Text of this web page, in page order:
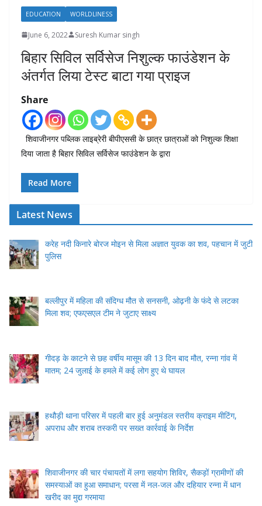
EDUCATION WORLDLINESS
June 6, 2022 Suresh Kumar singh
बिहार सिविल सर्विसेज निशुल्क फाउंडेशन के
अंतर्गत लिया टेस्ट बाटा गया प्राइज
Share
शिवाजीनगर पब्लिक लाइब्रेरी बीपीएससी के छात्र छात्राओं को निशुल्क शिक्षा
दिया जाता है बिहार सिविल सर्विसेज फाउंडेशन के द्वारा
Read More
Latest News
करेह नदी किनारे बोरज मोइन से मिला अज्ञात युवक का शव, पहचान में जुटी
पुलिस
बल्लीपुर में महिला की संदिग्ध मौत से सनसनी, ओढ़नी के फंदे से लटका
मिला शव; एफएसएल टीम ने जुटाए साक्ष्य
गीदड़ के काटने से छह वर्षीय मासूम की 13 दिन बाद मौत, रन्ना गांव में
मातम; 24 जुलाई के हमले में कई लोग हुए थे घायल
हथौड़ी थाना परिसर में पहली बार हुई अनुमंडल स्तरीय क्राइम मीटिंग,
अपराध और शराब तस्करी पर सख्त कार्रवाई के निर्देश
शिवाजीनगर की चार पंचायतों में लगा सहयोग शिविर, सैकड़ों ग्रामीणों की
समस्याओं का हुआ समाधान; परसा में नल-जल और दहियार रन्ना में धान
खरीद का मुद्दा गरमाया